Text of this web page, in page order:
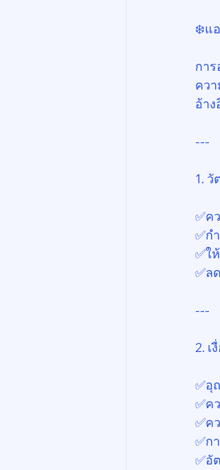
❄️แ
กา
คว
อ้า
---
1.
✅️ค
✅️ก
✅️ใ
✅️ล
---
2.
✅️อุ
✅️ค
✅️ค
✅️ก
✅️อั